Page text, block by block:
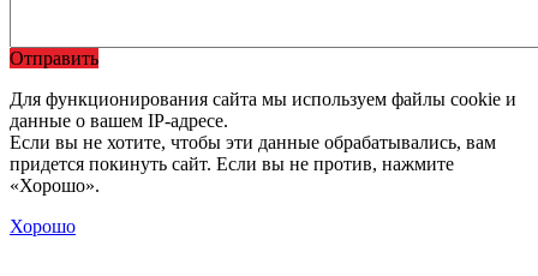
Отправить
Для функционирования сайта мы используем файлы cookie и
данные о вашем IP-адресе.
Если вы не хотите, чтобы эти данные обрабатывались, вам
придется покинуть сайт. Если вы не против, нажмите
«Хорошо».
Хорошо